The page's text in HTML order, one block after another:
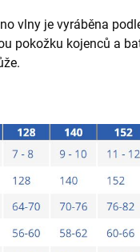
vlny je vyráběna
pokožku kojenců a